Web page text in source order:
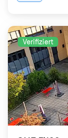
Verifiziert